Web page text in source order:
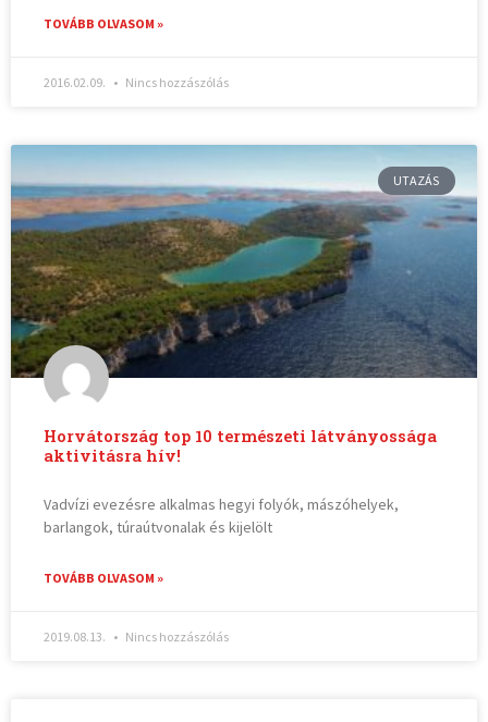
TOVÁBB OLVASOM »
2016.02.09. Nincs hozzászólás
UTAZÁS
Horvátország top 10 természeti látványossága
aktivitásra hív!
Vadvízi evezésre alkalmas hegyi folyók, mászóhelyek,
barlangok, túraútvonalak és kijelölt
TOVÁBB OLVASOM »
2019.08.13. Nincs hozzászólás